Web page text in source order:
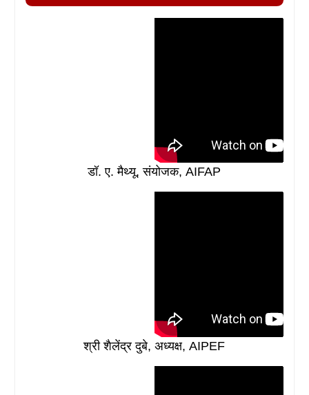
डॉ. ए. मैथ्यू, संयोजक, AIFAP
श्री शैलेंद्र दुबे, अध्यक्ष, AIPEF